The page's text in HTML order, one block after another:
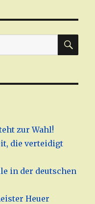
zur Wahl!
die verteidigt
in der deutschen
Heuer